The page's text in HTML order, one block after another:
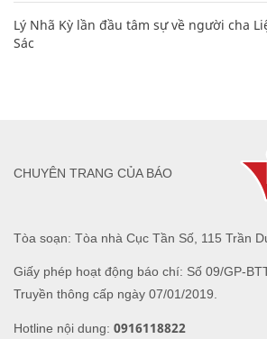
Lý Nhã Kỳ lần đầu tâm sự về người cha
Sác
Tòa soạn: Tòa nhà Cục Tần Số, 115 Trần
Giấy phép hoạt động báo chí: Số 09/GP-
Truyền thông cấp ngày 07/01/2019.
Hotline nội dung: 0916118822
CHUYÊN TRANG CỦA BÁO